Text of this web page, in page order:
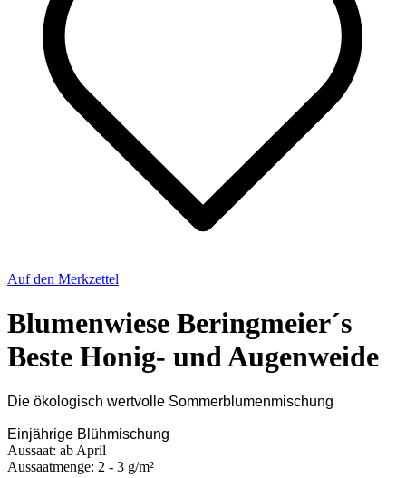
Auf den Merkzettel
Blumenwiese Beringmeier´s
Beste Honig- und Augenweide
Die ökologisch wertvolle Sommerblumenmischung
Einjährige Blühmischung
Aussaat: ab April
Aussaatmenge: 2 - 3 g/m²